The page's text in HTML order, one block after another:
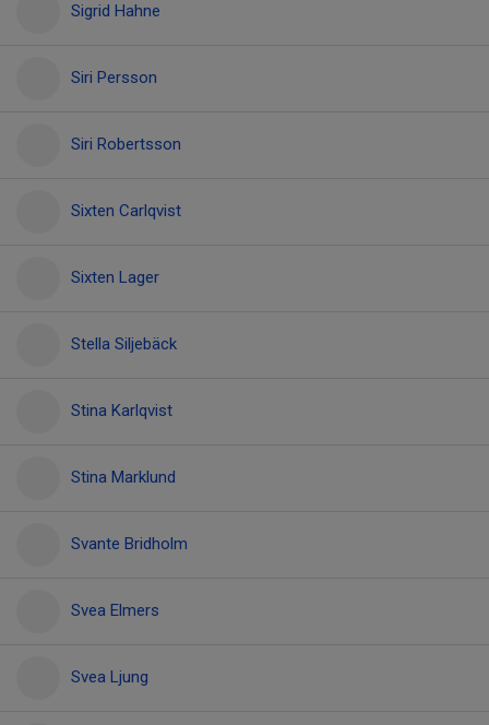
Sigrid Hahne
Siri Persson
Siri Robertsson
Sixten Carlqvist
Sixten Lager
Stella Siljebäck
Stina Karlqvist
Stina Marklund
Svante Bridholm
Svea Elmers
Svea Ljung